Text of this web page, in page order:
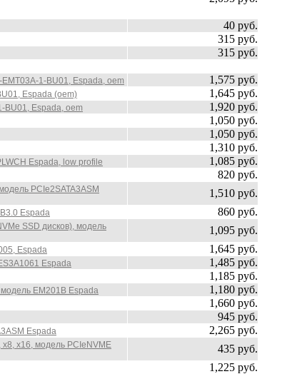
40 руб.
315 руб.
315 руб.
1-BU01, Espada, oem 1,575 руб.
Espada (oem) 1,645 руб.
BU01, Espada, oem 1,920 руб.
1,050 руб.
1,050 руб.
1,310 руб.
Espada, low profile 1,085 руб.
820 руб.
PCIe2SATA3ASM
1,510 руб.
Espada 860 руб.
SSD диcков), модель
1,095 руб.
Espada 1,645 руб.
Espada 1,485 руб.
1,185 руб.
EM201B Espada 1,180 руб.
1,660 руб.
945 руб.
Espada 2,265 руб.
x16, модель PCIeNVME
435 руб.
1,225 руб.